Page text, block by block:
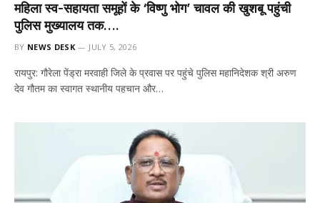
महिला स्व-सहायता समूहों के ‘विष्णु भोग’ चावल की खुशबू पहुंची
पुलिस मुख्यालय तक….
BY NEWS DESK JULY 5, 2026
रायपुर: गौरेला पेंड्रा मरवाही जिले के प्रवास पर पहुंचे पुलिस महानिदेशक श्री अरुण
देव गौतम का स्वागत स्थानीय पहचान और…